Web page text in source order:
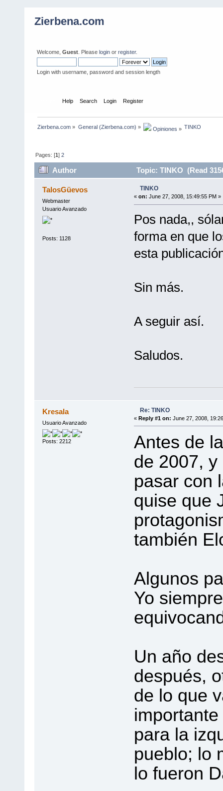
Zierbena.com
Welcome, Guest . Please login or register.
Login with username, password and session length
Help Search Login Register
Zierbena.com » General (Zierbena.com) » Opiniones » TINKO
Pages: [1]2
Author Topic: TINKO (Read
TalosGüevos
Webmaster
Usuario Avanzado
Posts: 1128
TINKO
« on: June 27, 2008, 15:49:55 PM »
Pos nada,,
forma en que
esta
Sin más.
A seguir así.
Saludos.
Kresala
Usuario Avanzado
Posts: 2212
Re: TINKO
« Reply #1 on: June 27, 2008,
Antes de
de 2007,
pasar con
quise que
también
Algunos
Yo
Un año
después,
de lo que
para la
pueblo; lo
lo fueron